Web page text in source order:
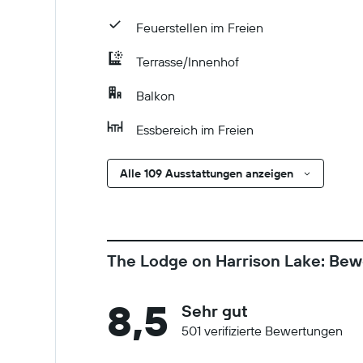
Feuerstellen im Freien
Terrasse/Innenhof
Balkon
Essbereich im Freien
Alle 109 Ausstattungen anzeigen
The Lodge on Harrison Lake:
8,5 Sehr gut
501 verifizierte Bewertungen